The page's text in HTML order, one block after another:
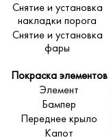
Снятие и установка
накладки порога
Снятие и установка
фары
Покраска элементов
Элемент
Бампер
Переднее крыло
Капот